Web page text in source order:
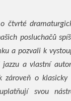
o čtvrté
posluchačů
a pozvali k
a vlastní
zároveň o klasicky
svou